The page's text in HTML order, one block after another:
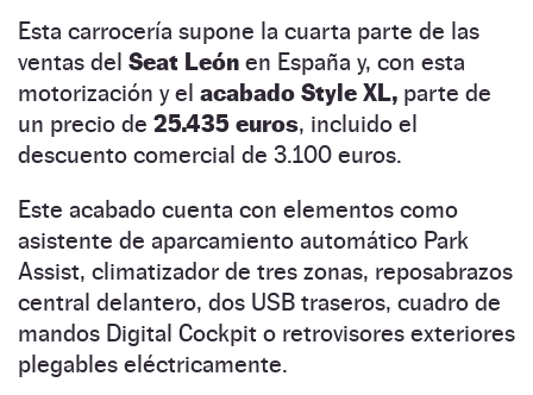
Esta carrocería supone la cuarta parte de las
ventas del Seat León en España y, con esta
motorización y el acabado Style XL, parte de
un precio de 25.435 euros, incluido el
descuento comercial de 3.100 euros.
Este acabado cuenta con elementos como
asistente de aparcamiento automático Park
Assist, climatizador de tres zonas, reposabrazos
central delantero, dos USB traseros, cuadro de
mandos Digital Cockpit o retrovisores exteriores
plegables eléctricamente.